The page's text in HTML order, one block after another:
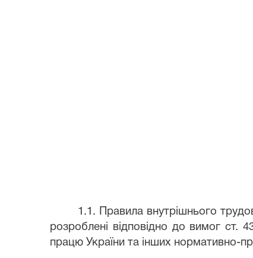
1.1. Правила внутрішнього
розроблені відповідно до вимог ст.
працю України та інших нормативно-